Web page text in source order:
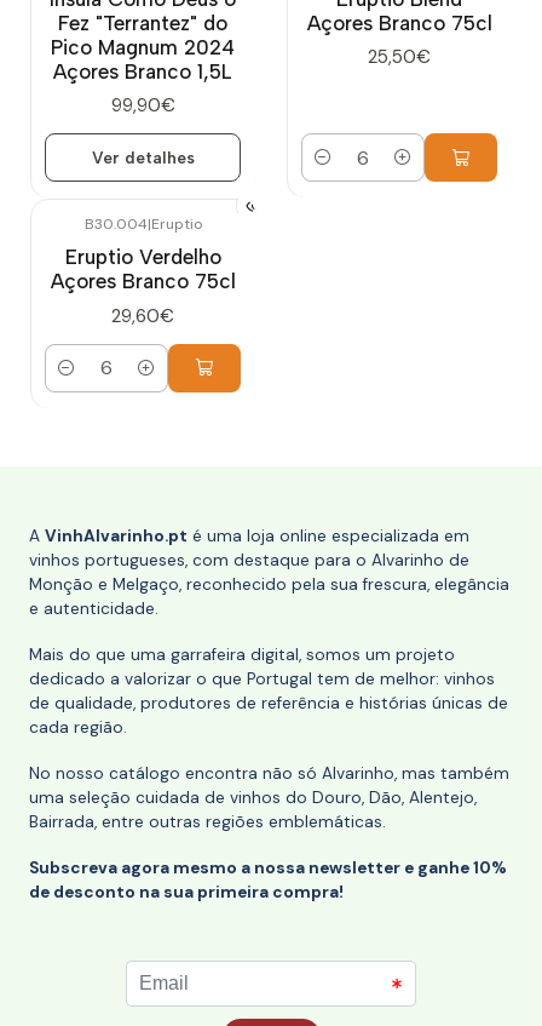
Fez "Terrantez" do
Pico Magnum 2024
Açores Branco 1,5L
99,90€
Ver detalhes
Açores Branco 75cl
25,50€
Quantidade
B30.004|Eruptio
Eruptio Verdelho
Açores Branco 75cl
29,60€
Quantidade
A VinhAlvarinho.pt é uma loja online especializada em
vinhos portugueses, com destaque para o Alvarinho de
Monção e Melgaço, reconhecido pela sua frescura, elegância
e autenticidade.
Mais do que uma garrafeira digital, somos um projeto
dedicado a valorizar o que Portugal tem de melhor: vinhos
de qualidade, produtores de referência e histórias únicas de
cada região.
No nosso catálogo encontra não só Alvarinho, mas também
uma seleção cuidada de vinhos do Douro, Dão, Alentejo,
Bairrada, entre outras regiões emblemáticas.
Subscreva agora mesmo a nossa newsletter e ganhe 10%
de desconto na sua primeira compra!